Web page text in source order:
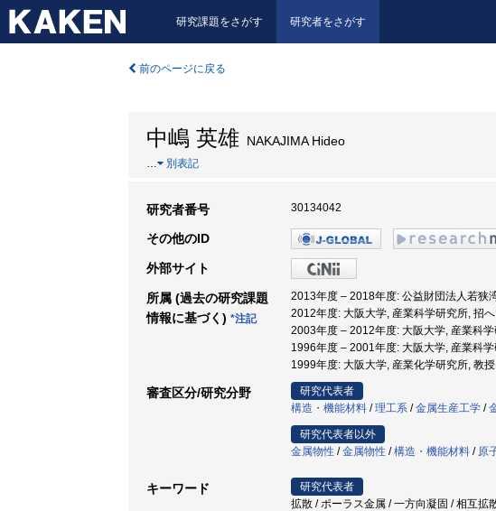
研究課題をさがす 研究者をさがす
前のページに戻る
中嶋 英雄 NAKAJIMA Hideo
… 別表記
研究者番号 30134042
その他のID
外部サイト
所属 (過去の研究課題
情報に基づく) *注記
2013年度 – 2018年度: 公益財団法人若狭
2012年度: 大阪大学, 産業科学研究所, 招
2003年度 – 2012年度: 大阪大学, 産業科
1996年度 – 2001年度: 大阪大学, 産業科
1999年度: 大阪大学, 産業化学研究所, 教授
審査区分/研究分野
研究代表者
構造・機能材料 /理工系 /金属生産工学 /
研究代表者以外
金属物性 /金属物性 /構造・機能材料 / 原
キーワード
研究代表者
拡散 / ポーラス金属 / 一方向凝固 / 相互拡